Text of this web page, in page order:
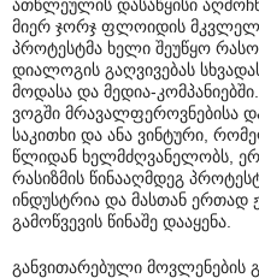
ათწლეულის დასაწყისი
მიერ ჯორჯ ფლოიდის
პროტესტმა ხელი შეუწყო
დიალოგის გაღვივებას
მოდასა და მედია-
ვოგში მრავალფეროვნებისა
საკითხი და ანა ვინტური,
წლიდან ხელმძღვანელობს,
რასიზმის წინააღმდეგ
ინდუსტრია და მასთან ერთად
გამოწვევის წინაშე დააყენა.
განვითარებული მოვლენების